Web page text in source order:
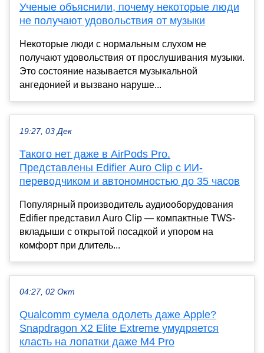
Ученые объяснили, почему некоторые люди
не получают удовольствия от музыки
Некоторые люди с нормальным слухом не
получают удовольствия от прослушивания музыки.
Это состояние называется музыкальной
ангедонией и вызвано наруше...
19:27, 03 Дек
Такого нет даже в AirPods Pro.
Представлены Edifier Auro Clip с ИИ-
переводчиком и автономностью до 35 часов
Популярный производитель аудиооборудования
Edifier представил Auro Clip — компактные TWS-
вкладыши с открытой посадкой и упором на
комфорт при длитель...
04:27, 02 Окт
Qualcomm сумела одолеть даже Apple?
Snapdragon X2 Elite Extreme умудряется
класть на лопатки даже M4 Pro